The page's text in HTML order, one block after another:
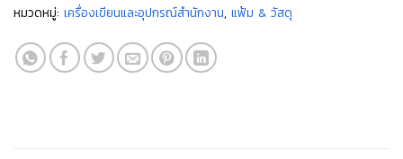
หมวดหมู่: เครื่องเขียนและอุปกรณ์สำนักงาน, แฟ้ม & วัสดุ